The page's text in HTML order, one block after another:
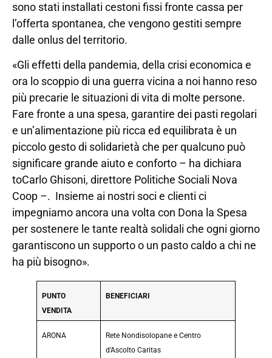
sono stati installati cestoni fissi fronte cassa per
l’offerta spontanea, che vengono gestiti sempre
dalle onlus del territorio.
«Gli effetti della pandemia, della crisi economica e
ora lo scoppio di una guerra vicina a noi hanno reso
più precarie le situazioni di vita di molte persone.
Fare fronte a una spesa, garantire dei pasti regolari
e un’alimentazione più ricca ed equilibrata è un
piccolo gesto di solidarietà che per qualcuno può
significare grande aiuto e conforto – ha dichiara
toCarlo Ghisoni, direttore Politiche Sociali Nova
Coop –. Insieme ai nostri soci e clienti ci
impegniamo ancora una volta con Dona la Spesa
per sostenere le tante realtà solidali che ogni giorno
garantiscono un supporto o un pasto caldo a chi ne
ha più bisogno».
PUNTO
VENDITA
BENEFICIARI
ARONA
Rete Nondisolopane e Centro
d’Ascolto Caritas